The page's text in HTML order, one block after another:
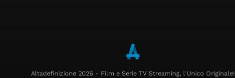
Altadefinizione 2026 - Film e Serie TV Streaming, l'Unico Originale!